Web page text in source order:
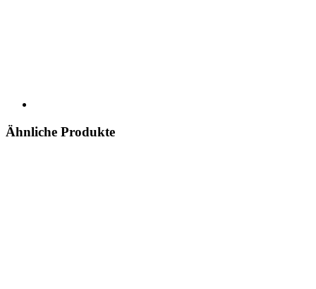
Ähnliche Produkte